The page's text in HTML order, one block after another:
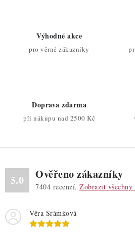
v
ý
i
s
u
Výhodné akce
pro věrné zákazníky
Doprava zdarma
při nákupu nad 2500 Kč
5.0 Ověřeno zákazníky
7404 recenzí. Zobrazit všechny
Věra Šrámková